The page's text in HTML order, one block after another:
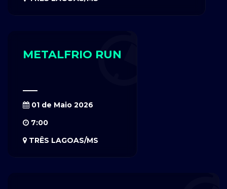
METALFRIO RUN
01 de Maio 2026
7:00
TRÊS LAGOAS/MS